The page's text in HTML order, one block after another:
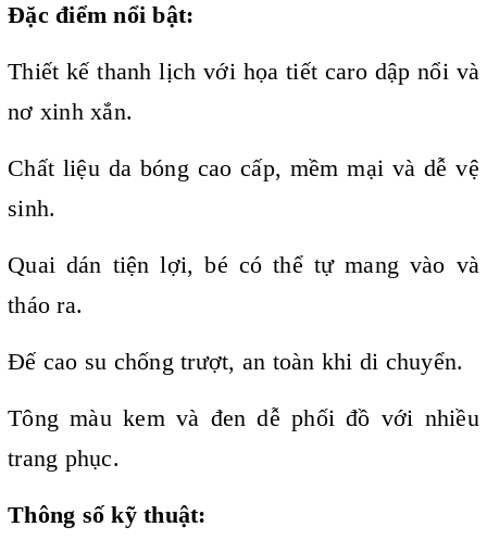
Đặc điểm nổi bật:
Thiết kế thanh lịch với họa tiết caro dập nổi và
nơ xinh xắn.
Chất liệu da bóng cao cấp, mềm mại và dễ vệ
sinh.
Quai dán tiện lợi, bé có thể tự mang vào và
tháo ra.
Đế cao su chống trượt, an toàn khi di chuyển.
Tông màu kem và đen dễ phối đồ với nhiều
trang phục.
Thông số kỹ thuật: